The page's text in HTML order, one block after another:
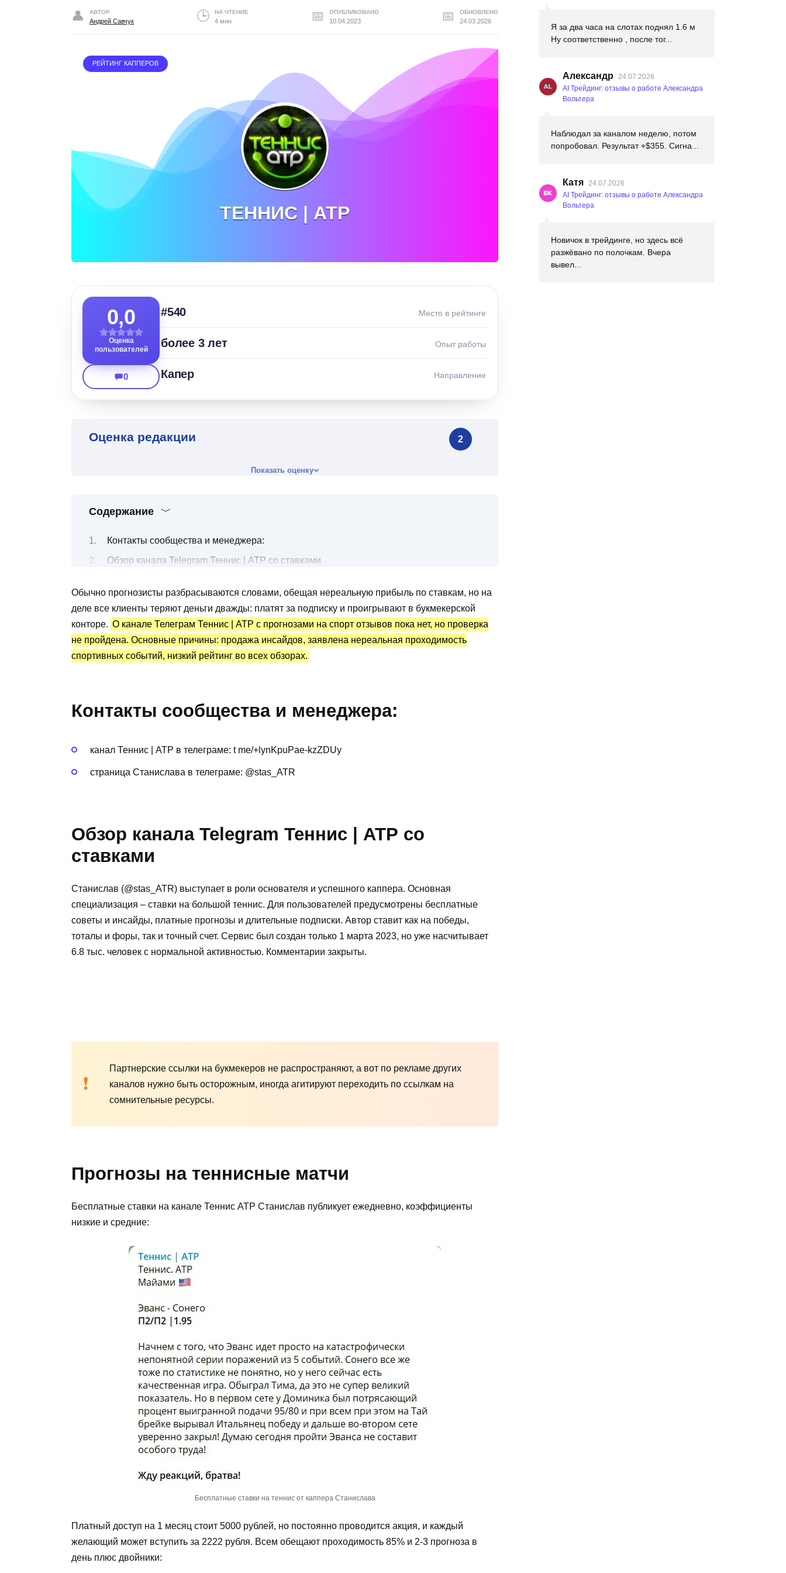
АВТОР
Андрей Савчук
НА ЧТЕНИЕ
4 мин
ОПУБЛИКОВАНО
10.04.2023
ОБНОВЛЕНО
24.03.2026
ТЕННИС | АТР
РЕЙТИНГ КАППЕРОВ
0,0
Оценка
пользователей
0
#540 Место в рейтинге
более 3 лет Опыт работы
Капер Направление
Оценка редакции 2
Показать оценку
Содержание
Контакты сообщества и менеджера:
Обзор канала Telegram Теннис | АТР со ставками
Канал Телеграм Теннис | АТР: статистика и отзывы
Преимущества и недостатки
Обычно прогнозисты разбрасываются словами, обещая нереальную прибыль по ставкам, но на
деле все клиенты теряют деньги дважды: платят за подписку и проигрывают в букмекерской
конторе. О канале Телеграм Теннис | АТР с прогнозами на спорт отзывов пока нет, но проверка
не пройдена. Основные причины: продажа инсайдов, заявлена нереальная проходимость
спортивных событий, низкий рейтинг во всех обзорах.
Контакты сообщества и менеджера:
канал Теннис | АТР в телеграме: t me/+lynKpuPae-kzZDUy
страница Станислава в телеграме: @stas_ATR
Обзор канала Telegram Теннис | АТР со
ставками
Станислав (@stas_ATR) выступает в роли основателя и успешного каппера. Основная
специализация – ставки на большой теннис. Для пользователей предусмотрены бесплатные
советы и инсайды, платные прогнозы и длительные подписки. Автор ставит как на победы,
тоталы и форы, так и точный счет. Сервис был создан только 1 марта 2023, но уже насчитывает
6.8 тыс. человек с нормальной активностью. Комментарии закрыты.
Партнерские ссылки на букмекеров не распространяют, а вот по рекламе других
каналов нужно быть осторожным, иногда агитируют переходить по ссылкам на
сомнительные ресурсы.
Прогнозы на теннисные матчи
Бесплатные ставки на канале Теннис ATP Станислав публикует ежедневно, коэффициенты
низкие и средние:
Бесплатные ставки на теннис от каппера Станислава
Платный доступ на 1 месяц стоит 5000 рублей, но постоянно проводится акция, и каждый
желающий может вступить за 2222 рубля. Всем обещают проходимость 85% и 2-3 прогноза в
день плюс двойники:
Я за два часа на слотах поднял 1.6 м
Ну соответственно , после тог...
Александр
24.07.2026
AI Трейдинг: отзывы о работе Александра
Вольтера
Наблюдал за каналом неделю, потом
попробовал. Результат +$355. Сигна...
Катя 24.07.2026
AI Трейдинг: отзывы о работе Александра
Вольтера
Новичок в трейдинге, но здесь всё
разжёвано по полочкам. Вчера
вывел...